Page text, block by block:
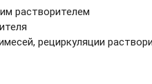
растворителем
рециркуляции